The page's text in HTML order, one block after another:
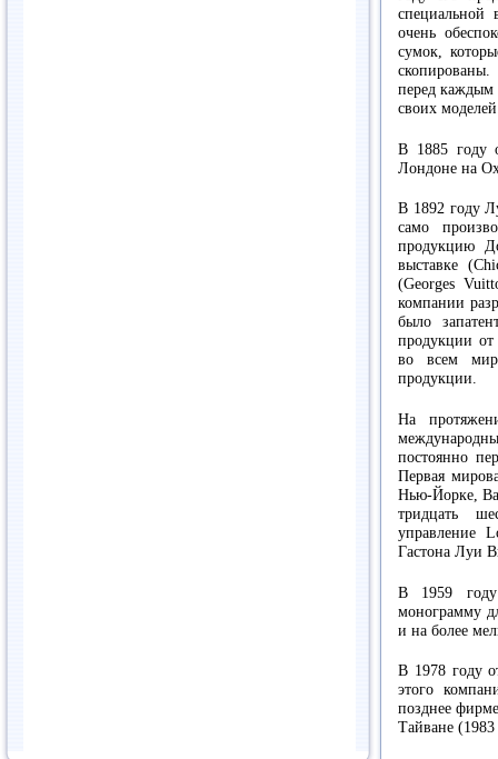
специальной
очень
сумок,
перед каждым
своих
В 1885 году
Лондоне на
В 1892 году
само
продукцию
выставке
(Georges
компании
было
продукции
во всем
продукции.
На
постоянно
Первая
Нью-Йорке,
тридцать
управление
Гастона Луи
В 1959 году
монограмму
и на более
В 1978 году
этого
позднее
Тайване